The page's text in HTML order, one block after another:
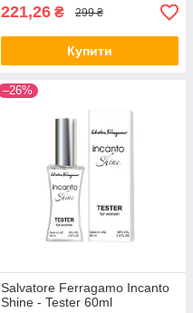
221,26 ₴ 299 ₴
Купити
–26%
Salvatore Ferragamo Incanto
Shine - Tester 60ml